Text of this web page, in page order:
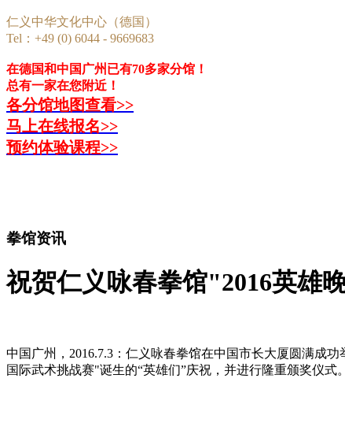
仁义中华文化中心（德国）
Tel：+49 (0) 6044 - 9669683
在德国和中国广州已有70多家分馆！
总有一家在您附近！
各分馆地图查看>>
马上在线报名>>
预约体验课程>>
拳馆资讯
祝贺仁义咏春拳馆"2016英雄
中国广州，2016.7.3：仁义咏春拳馆在中国市长大厦圆满成
国际武术挑战赛"诞生的“英雄们”庆祝，并进行隆重颁奖仪